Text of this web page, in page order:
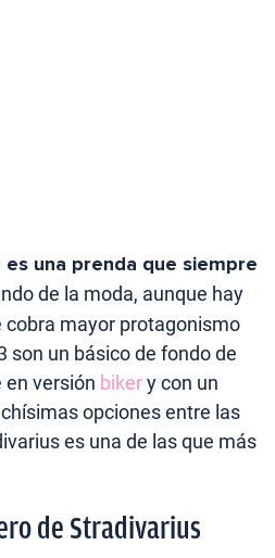
una prenda que siempre
de la moda, aunque hay
mayor protagonismo
son un básico de fondo de
versión bikery con un
opciones entre las
es una de las que más
de Stradivarius